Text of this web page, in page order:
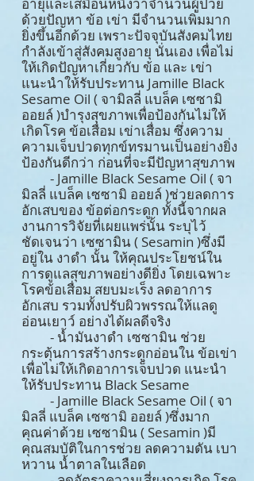
อายุและเสมือนหนึ่งว่าจำนวนผู้ป่วย
ด้วยปัญหา ข้อ เข่า มีจำนวนเพิ่มมาก
ยิ่งขึ้นอีกด้วย เพราะปัจจุบันสังคมไทย
กำลังเข้าสู่สังคมสูงอายุ นั่นเอง เพื่อไม่
ให้เกิดปัญหาเกี่ยวกับ ข้อ และ เข่า
แนะนำให้รับประทาน Jamille Black
Sesame Oil ( จามิลลี่ แบล็ค เซซามิ
ออยล์ )บำรุงสุขภาพเพื่อป้องกันไม่ให้
เกิดโรค ข้อเสื่อม เข่าเสื่อม ซึ่งความ
ความเจ็บปวดทุกข์ทรมานเป็นอย่างยิ่ง
ป้องกันดีกว่า ก่อนที่จะมีปัญหาสุขภาพ
- Jamille Black Sesame Oil ( จา
มิลลี่ แบล็ค เซซามิ ออยล์ )ช่วยลดการ
อักเสบของ ข้อต่อกระดูก ทั้งนี้จากผล
งานการวิจัยที่เผยแพร่นั้น ระบุไว้
ชัดเจนว่า เซซามิน ( Sesamin )ซึ่งมี
อยู่ใน งาดำ นั้น ให้คุณประโยชน์ใน
การดูแลสุขภาพอย่างดียิ่ง โดยเฉพาะ
โรคข้อเสื่อม สยบมะเร็ง ลดอาการ
อักเสบ รวมทั้งปรับผิวพรรณให้แลดู
อ่อนเยาว์ อย่างได้ผลดีจริง
- น้ำมันงาดำ เซซามิน ช่วย
กระตุ้นการสร้างกระดูกอ่อนใน ข้อเข่า
เพื่อไม่ให้เกิดอาการเจ็บปวด แนะนำ
ให้รับประทาน Black Sesame
- Jamille Black Sesame Oil ( จา
มิลลี่ แบล็ค เซซามิ ออยล์ )ซึ่งมาก
คุณค่าด้วย เซซามิน ( Sesamin )มี
คุณสมบัติในการช่วย ลดความดัน เบา
หวาน น้ำตาลในเลือด